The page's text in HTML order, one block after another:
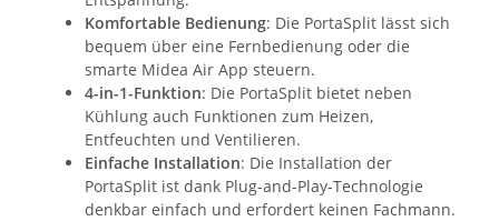
Komfortable Bedienung: Die PortaSplit lässt sich
bequem über eine Fernbedienung oder die
smarte Midea Air App steuern.
4-in-1-Funktion: Die PortaSplit bietet neben
Kühlung auch Funktionen zum Heizen,
Entfeuchten und Ventilieren.
Einfache Installation: Die Installation der
PortaSplit ist dank Plug-and-Play-Technologie
denkbar einfach und erfordert keinen Fachmann.